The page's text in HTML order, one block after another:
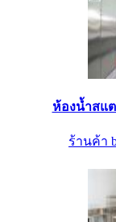
ห้องน้ำสแต
ร้านค้า